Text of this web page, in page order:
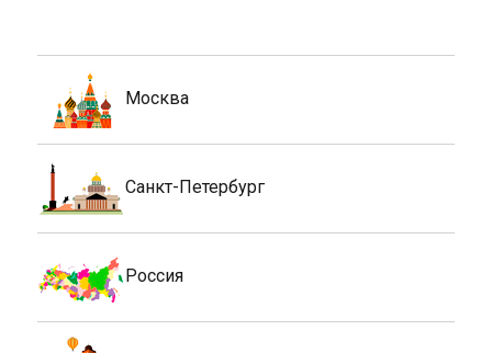
Москва
Санкт-Петербург
Россия